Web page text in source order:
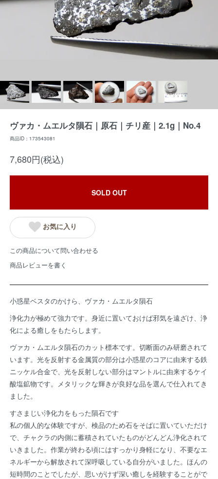
ヴァカ・ムエルタ隕石｜原石｜チリ産｜2.1g｜No.4
商品ID：173543081
7,680円(税込)
SOLD OUT
お気に入り
この商品について問い合わせる
商品レビューを書く
小惑星ベスタのかけら、ヴァカ・ムエルタ隕石
浄化力が極めて強力です。身近に置いておけば邪気を遠ざけ、浄
化による癒しをもたらします。
ヴァカ・ムエルタ隕石のカット標本です。切断面のみ研磨されて
います。光を反射する金属質の部分は小惑星のコアに由来する鉄
ニッケル合金で、光を反射しない部分はマントルに由来するケイ
酸塩鉱物です。メタリックな輝きが良好な品を選んで仕入れてき
ました。
すさまじい浄化力をもった隕石です
私の個人的な体験ですが、検品のため石をそばに置いていただけ
で、チャクラの内側に蓄積されていたものがどんどん浄化されて
いきました。作業が終わる頃にはすっかり身軽になり、不要なエ
ネルギーから解放されて深呼吸している自分がいました。ほんの
短時間のことでしたが、思いがけず深い癒しを経験することがで